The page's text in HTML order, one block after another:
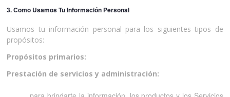
3. Como Usamos Tu Información Personal
Usamos tu información personal para los siguientes tipos de
propósitos:
Propósitos primarios:
Prestación de servicios y administración: